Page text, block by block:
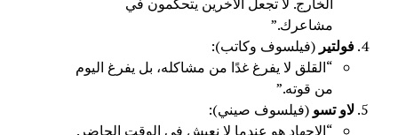
الخارج. لا تجعل الآخرين يتحكمون في
مشاعرك.”
فولتير (فيلسوف وكاتب):
“القلق لا يفرغ غدًا من مشاكله، بل يفرغ اليوم
من قوته.”
لاو تسو (فيلسوف صيني):
“الإجهاد هو عندما لا نعيش في الوقت الحاضر.